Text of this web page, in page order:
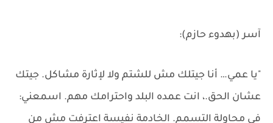
آسر (بهدوء حازم):
"يا عمي… أنا جيتلك مش للشتم ولا لإثارة مشاكل. جيتك
عشان الحق.، انت عمده البلد واحترامك مهم. اسمعني:
في محاولة التسمم. الخادمة نفيسة اعترفت مش من